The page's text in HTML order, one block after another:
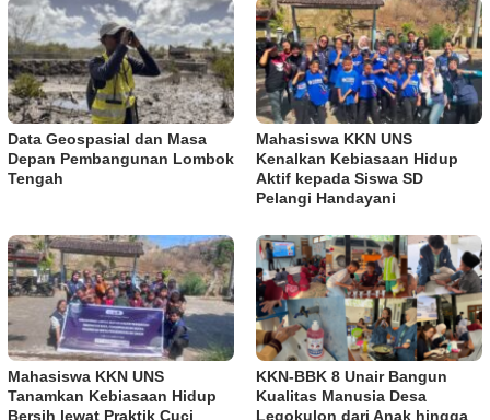
Data Geospasial dan Masa
Depan Pembangunan Lombok
Tengah
Mahasiswa KKN UNS
Kenalkan Kebiasaan Hidup
Aktif kepada Siswa SD
Pelangi Handayani
Mahasiswa KKN UNS
Tanamkan Kebiasaan Hidup
Bersih lewat Praktik Cuci
KKN-BBK 8 Unair Bangun
Kualitas Manusia Desa
Legokulon dari Anak hingga